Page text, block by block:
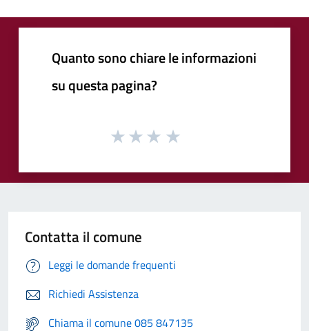
Quanto sono chiare le informazioni
su questa pagina?
Contatta il comune
Leggi le domande frequenti
Richiedi Assistenza
Chiama il comune 085 847135